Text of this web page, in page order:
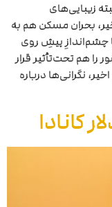
زیبایی‌های
بحران مسکن هم به
چشم‌اندازِ پیشِ روی
را هم تحت‌تأثیر قرار
نگرانی‌ها درباره
کانادا